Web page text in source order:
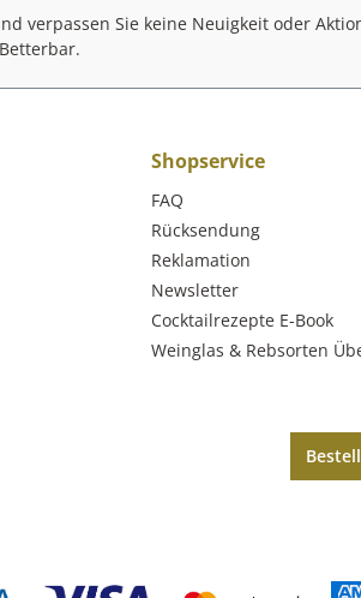
verpassen Sie keine Neuigkeit oder
Shopservice
FAQ
Rücksendung
Reklamation
Newsletter
Cocktailrezepte E-Book
Weinglas & Rebsorten